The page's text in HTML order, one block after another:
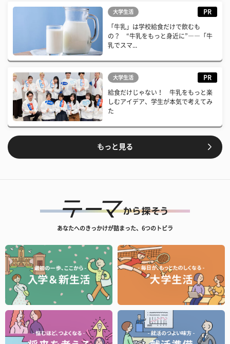
大学生活 PR
「牛乳」は学校給食だけで飲むも
の？ “牛乳をもっと身近に”――「牛
乳でスマ...
大学生活 PR
給食だけじゃない！ 牛乳をもっと楽
しむアイデア、学生が本気で考えてみ
た
もっと見る
あなたへのきっかけが詰まった、6つのトビラ